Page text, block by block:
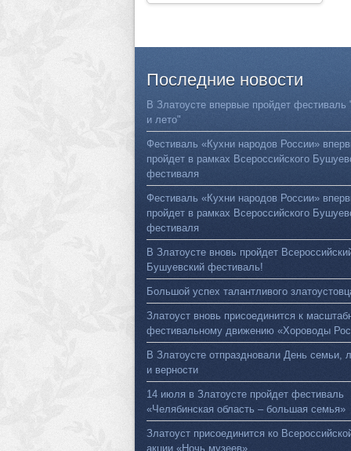
Последние новости
В Златоусте впервые пройдет фестиваль
и лето"
Фестиваль «Кухни народов России»
пройдет в рамках Всероссийского
фестиваля
Фестиваль «Кухни народов России»
пройдет в рамках Всероссийского
фестиваля
В Златоусте вновь пройдет
Бушуевский фестиваль!
Большой успех талантливого
Златоуст вновь присоединится к
фестивальному движению «Хороводы
В Златоусте отпраздновали День семьи,
и верности
14 июля в Златоусте пройдет фестиваль
«Челябинская область – большая семья»
Златоуст присоединится ко
акции «Ночь музеев»